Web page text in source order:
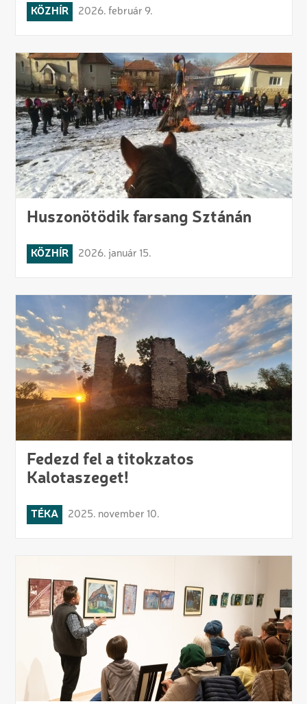
KÖZHÍR 2026. február 9.
Huszonötödik farsang Sztánán
KÖZHÍR 2026. január 15.
Fedezd fel a titokzatos
Kalotaszeget!
TÉKA 2025. november 10.